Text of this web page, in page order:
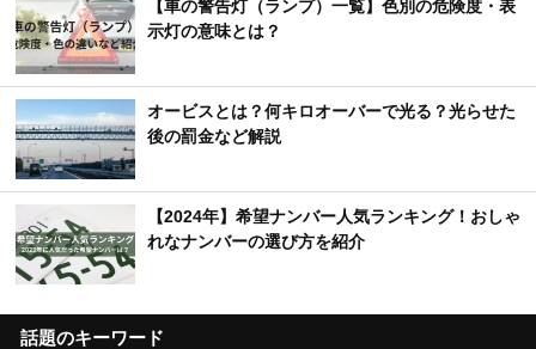
【車の警告灯（ランプ）一覧】色別の危険度・表
示灯の意味とは？
オービスとは？何キロオーバーで光る？光らせた
後の罰金など解説
【2024年】希望ナンバー人気ランキング！おしゃ
れなナンバーの選び方を紹介
話題のキーワード